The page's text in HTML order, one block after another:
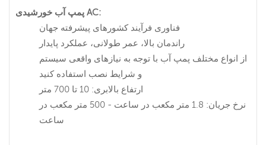
پمپ آب خورشیدی AC:
فناوری فرآیند کشورهای پیشرفته جهان
راندمان بالا، عمر طولانی، عملکرد پایدار
از انواع مختلف پمپ آب با توجه به نیازهای واقعی سیستم
و شرایط نصب استفاده کنید
ارتفاع بالابری: 10 تا 700 متر
نرخ جریان: 1.8 متر مکعب در ساعت - 500 متر مکعب در
ساعت